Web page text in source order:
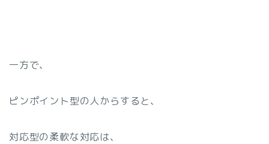
一方で、
ピンポイント型の人からすると、
対応型の柔軟な対応は、